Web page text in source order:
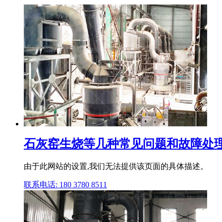
石灰窑生烧等几种常见问题和故障处
由于此网站的设置,我们无法提供该页面的具体描述。
联系电话: 180 3780 8511